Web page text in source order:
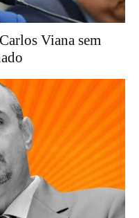
Viana sem